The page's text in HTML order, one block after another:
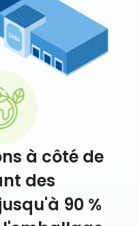
à côté de
des